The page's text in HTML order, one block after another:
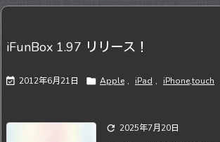
iFunBox 1.97 リリース！
 2012年6月21日  Apple , iPad , iPhone,touch
 2025年7月20日